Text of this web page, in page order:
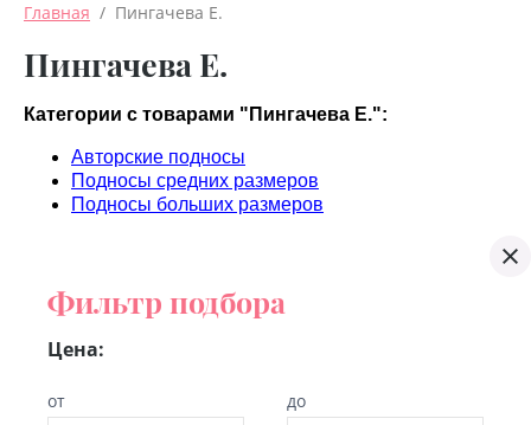
Главная
  /  Пингачева Е.
Пингачева Е.
Категории с товарами "Пингачева Е.":
Авторские подносы
Подносы средних размеров
Подносы больших размеров
Фильтр подбора
Цена:
от до